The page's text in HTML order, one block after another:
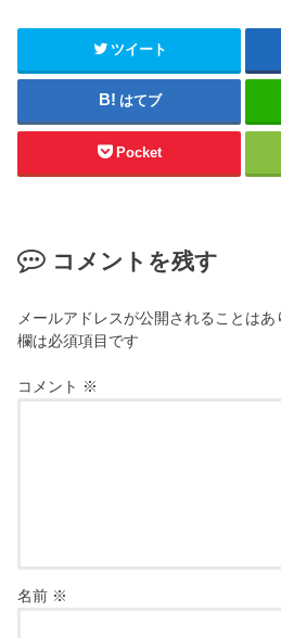
ツイート
はてブ
Pocket
コメントを残す
メールアドレスが公開されることはあ
欄は必須項目です
コメント ※
名前 ※